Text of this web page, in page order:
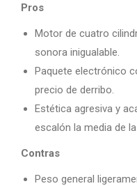
Pros
Motor de cuatro
sonora inigualable.
Paquete electrónico
precio de derribo.
Estética agresiva y
escalón la media de
Contras
Peso general